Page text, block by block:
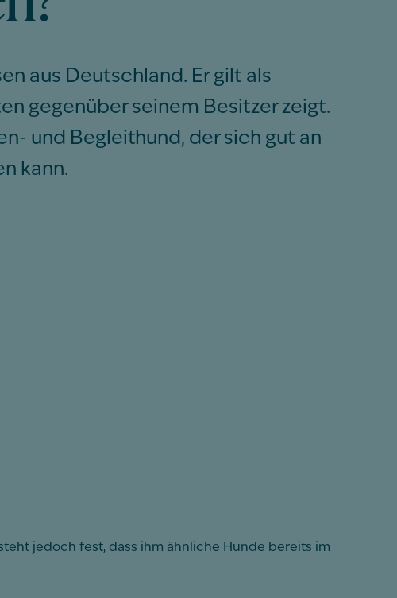
aus Deutschland. Er gilt als
gegenüber seinem Besitzer zeigt.
und Begleithund, der sich gut an
kann.
jedoch fest, dass ihm ähnliche Hunde bereits im